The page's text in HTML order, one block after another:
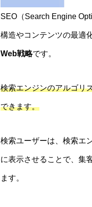
SEO（Search Engine
構造やコンテンツの最適
Web戦略です。
検索エンジンのアルゴリ
できます。
検索ユーザーは、検索エ
に表示させることで、集
ます。